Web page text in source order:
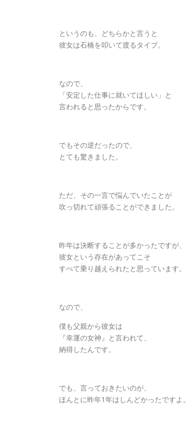
というのも、どちらかと言うと
彼女は石橋を叩いて渡るタイプ。
なので、
「安定した仕事に就いてほしい」と
言われると思ったからです。
でもその逆だったので、
とても驚きました。
ただ、その一言で悩んでいたことが
吹っ切れて頑張ることができました。
昨年は決断することが多かったですが、
彼女という存在があってこそ
すべて乗り越えられたと思っています。
なので、
僕も父親から彼女は
『幸運の女神』と言われて、
納得したんです。
でも、言っておきたいのが、
ほんとに昨年1年はしんどかったですよ。